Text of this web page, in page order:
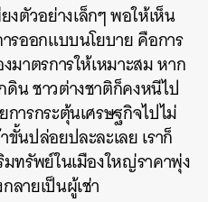
งตัวอย่างเล็กๆ พอให้เห็น
รออกแบบนโยบาย คือการ
มาตรการให้เหมาะสม หาก
น ชาวต่างชาติก็คงหนีไป
ารกระตุ้นเศรษฐกิจไปไม่
นปล่อยปละละเลย เราก็
ทรัพย์ในเมืองใหญ่ราคาพุ่ง
ลายเป็นผู้เช่า